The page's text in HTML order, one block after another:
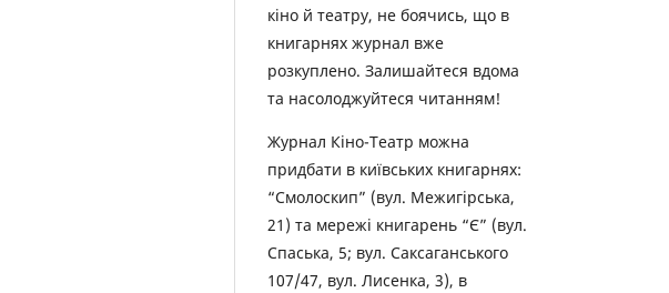
кіно й театру, не боячись, що в
книгарнях журнал вже
розкуплено. Залишайтеся вдома
та насолоджуйтеся читанням!
Журнал Кіно-Театр можна
придбати в київських книгарнях:
“Смолоскип” (вул. Межигірська,
21) та мережі книгарень “Є” (вул.
Спаська, 5; вул. Саксаганського
107/47, вул. Лисенка, 3), в